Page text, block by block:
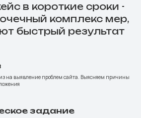
в короткие сроки -
комплекс мер,
быстрый результат
на выявление проблем сайта. Выясняем причины
задание